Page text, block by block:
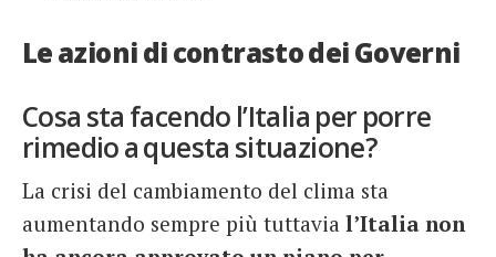
Le azioni di contrasto dei Governi
Cosa sta facendo l’Italia per porre
rimedio a questa situazione?
La crisi del cambiamento del clima sta
aumentando sempre più tuttavia l’Italia non